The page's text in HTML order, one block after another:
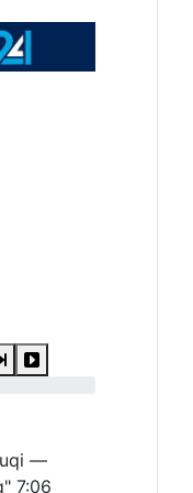
—
7:06